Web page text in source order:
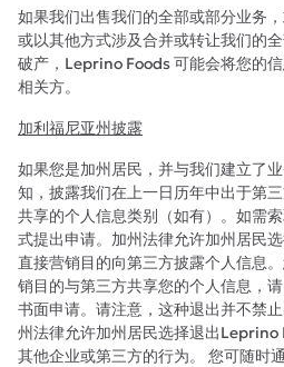
如果我们出售我们的全部或部分业务
或以其他方式涉及合并或转让我们的
破产，Leprino Foods 可能会将您的
相关方。
加利福尼亚州披露
如果您是加州居民，并与我们建立了
知，披露我们在上一日历年中出于第
共享的个人信息类别（如有）。如需
式提出申请。加州法律允许加州居民
直接营销目的向第三方披露个人信息
销目的与第三方共享您的个人信息，
书面申请。请注意，这种退出并不禁
州法律允许加州居民选择退出Leprino
其他企业或第三方的行为。 您可随时